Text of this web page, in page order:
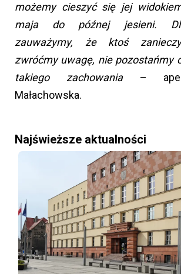
możemy cieszyć się jej
maja do późnej jesieni.
zauważymy, że ktoś
zwróćmy uwagę, nie pozostańmy
takiego zachowania–
Małachowska.
Najświeższe aktualności